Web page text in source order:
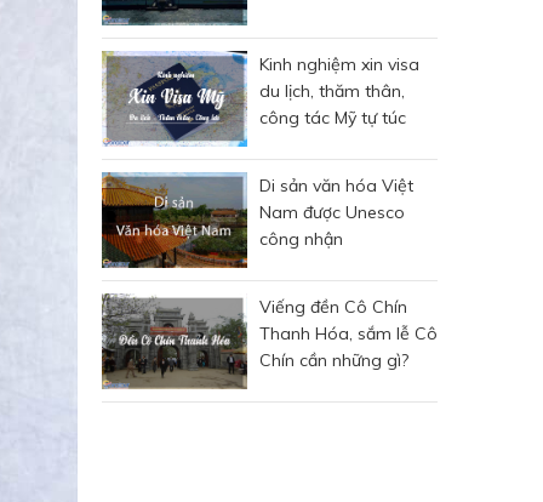
Kinh nghiệm xin visa
du lịch, thăm thân,
công tác Mỹ tự túc
Di sản văn hóa Việt
Nam được Unesco
công nhận
Viếng đền Cô Chín
Thanh Hóa, sắm lễ Cô
Chín cần những gì?